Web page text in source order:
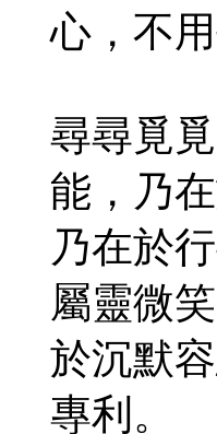
心，不
尋尋覓
能，乃
乃在於
屬靈微
於沉默
專利。